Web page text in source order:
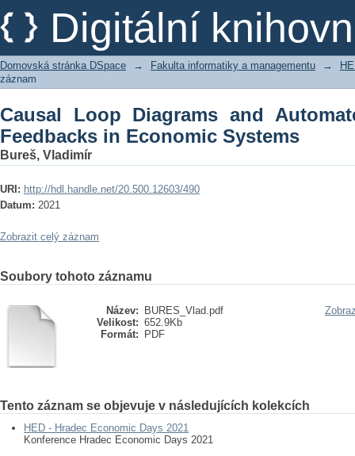
Digitální
Causal Loop Diagrams and
Systems
Domovská stránka DSpace → Fakulta informatiky a managementu →
záznam
Causal Loop Diagrams and
Feedbacks in Economic Systems
Bureš, Vladimír
URI: http://hdl.handle.net/20.500.12603/490
Datum: 2021
Zobrazit celý záznam
Soubory tohoto záznamu
Název:
BURES_Vlad.pdf
Velikost: 652.9Kb
Formát:
PDF
Tento záznam se objevuje v následujících kolekcích
HED - Hradec Economic Days 2021
Konference Hradec Economic Days 2021